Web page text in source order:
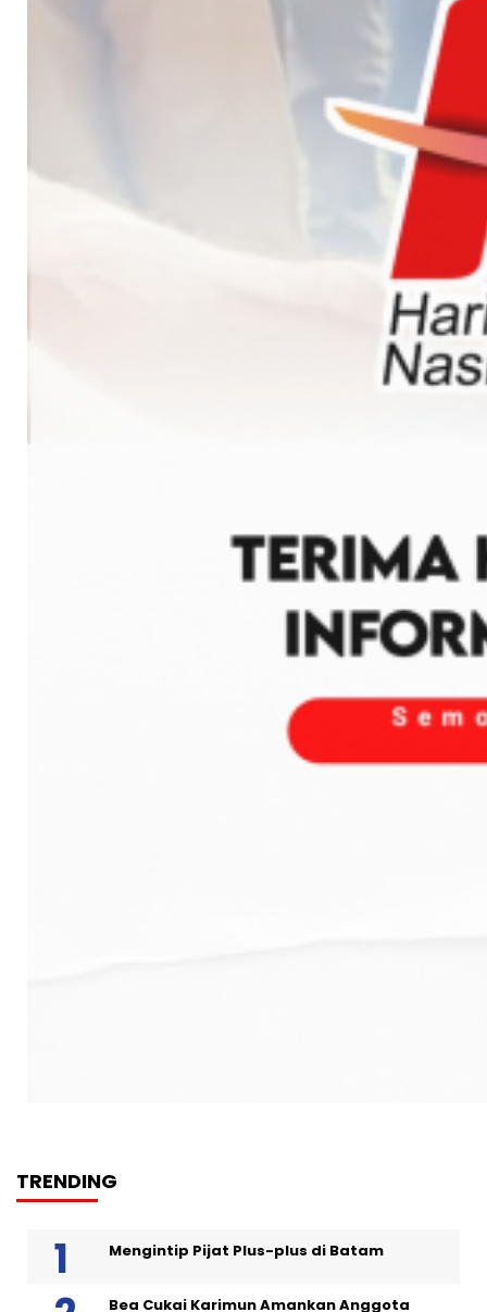
TRENDING
Mengintip Pijat Plus-plus di Batam
Bea Cukai Karimun Amankan Anggota